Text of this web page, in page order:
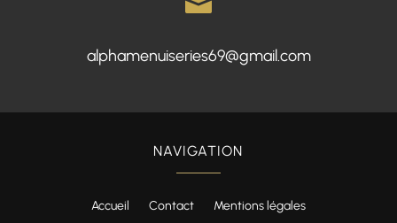
alphamenuiseries69@gmail.com
NAVIGATION
Accueil Contact Mentions légales